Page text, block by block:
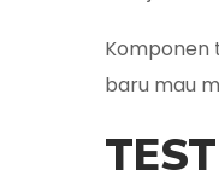
Komponen
baru mau